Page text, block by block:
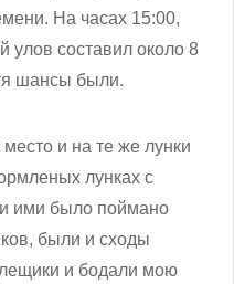
На часах 15:00,
улов составил около 8
шансы были.
и на те же лунки
лунках с
ими было поймано
были и сходы
и бодали мою